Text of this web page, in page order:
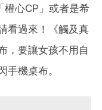
權心CP」或者是希
看過來！《觸及真
，要讓女孩不用自
手機桌布。